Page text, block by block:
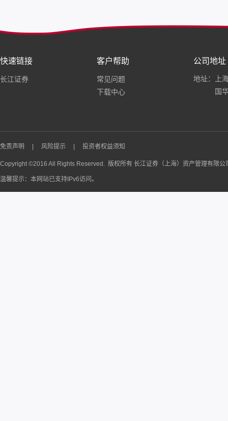
快速链接
长江证券
客户帮助
常见问题
下载中心
公司地址
地址：上
国
免责声明 风险提示 投资者权益须知
Copyright ©2016 All Rights Reserved. 版权所有 长江证券（上海）资产管理有限
温馨提示：本网站已支持IPv6访问。